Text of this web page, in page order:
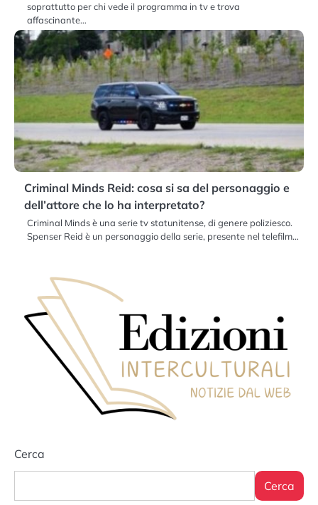
soprattutto per chi vede il programma in tv e trova
affascinante…
Criminal Minds Reid: cosa si sa del personaggio e
dell’attore che lo ha interpretato?
Criminal Minds è una serie tv statunitense, di genere poliziesco.
Spenser Reid è un personaggio della serie, presente nel telefilm…
Cerca
Cerca